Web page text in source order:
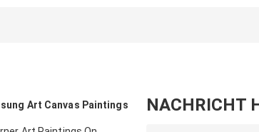
Art Canvas Paintings NACHRICHT